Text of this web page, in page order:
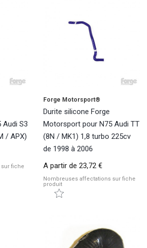
S3
/ APX)
fiche
Forge Motorsport®
Durite silicone Forge
Motorsport pour N75 Audi TT
(8N / MK1) 1,8 turbo 225cv
de 1998 à 2006
A partir de 23,72 €
Nombreuses affectations sur fiche
produit